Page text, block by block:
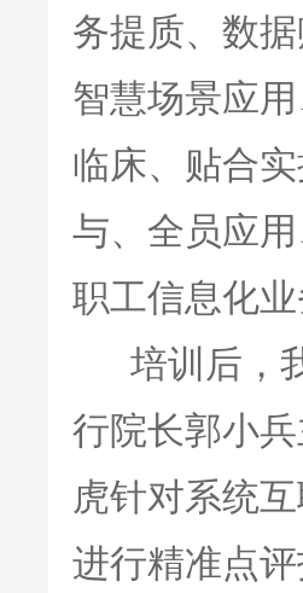
务提质、数
智慧场景应
临床、贴合
与、全员应
职工信息化业
培训后，我
行院长郭小
虎针对系统
进行精准点